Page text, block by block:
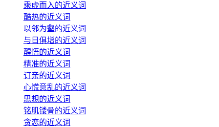
乘虚而入的近义词
酷热的近义词
以邻为壑的近义词
与日俱增的近义词
醒悟的近义词
精准的近义词
订亲的近义词
心慌意乱的近义词
思想的近义词
铭肌镂骨的近义词
贪恋的近义词